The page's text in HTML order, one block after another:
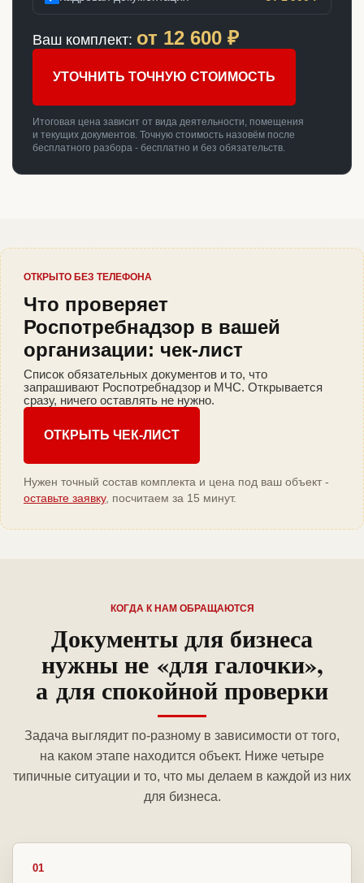
Ваш комплект: от 12 600 ₽
УТОЧНИТЬ ТОЧНУЮ СТОИМОСТЬ
Итоговая цена зависит от вида деятельности, помещения
и текущих документов. Точную стоимость назовём после
бесплатного разбора - бесплатно и без обязательств.
ОТКРЫТО БЕЗ ТЕЛЕФОНА
Что проверяет
Роспотребнадзор в вашей
организации: чек-лист
Список обязательных документов и то, что
запрашивают Роспотребнадзор и МЧС. Открывается
сразу, ничего оставлять не нужно.
ОТКРЫТЬ ЧЕК-ЛИСТ
Нужен точный состав комплекта и цена под ваш объект -
оставьте заявку, посчитаем за 15 минут.
КОГДА К НАМ ОБРАЩАЮТСЯ
Документы для бизнеса
нужны не «для галочки»,
а для спокойной проверки
Задача выглядит по-разному в зависимости от того,
на каком этапе находится объект. Ниже четыре
типичные ситуации и то, что мы делаем в каждой из них
для бизнеса.
01